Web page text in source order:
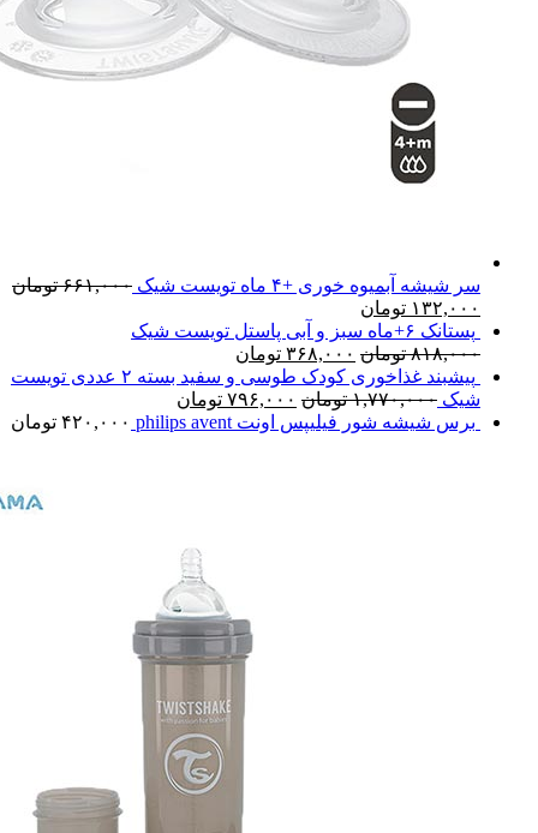
سر شیشه آبمیوه خوری +۴ ماه تویست شیک ۶۶۱,۰۰۰ تومان
۱۳۲,۰۰۰ تومان
پستانک ۶+ماه سبز و آبی پاستل تویست شیک
۸۱۸,۰۰۰ تومان ۳۶۸,۰۰۰ تومان
پیشبند غذاخوری کودک طوسی و سفید بسته ۲ عددی تویست
شیک ۱,۷۷۰,۰۰۰ تومان ۷۹۶,۰۰۰ تومان
برس شیشه شور فیلیپس اونت philips avent
۴۲۰,۰۰۰ تومان